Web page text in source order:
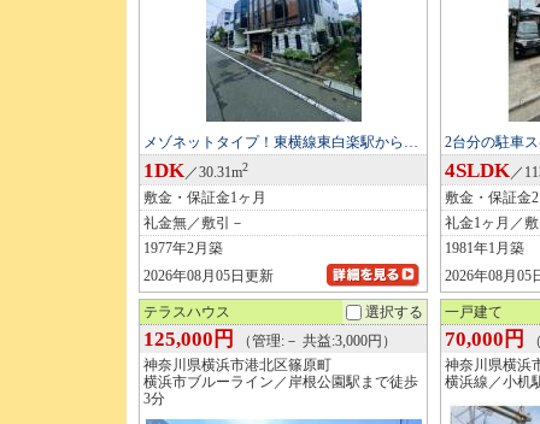
メゾネットタイプ！東横線東白楽駅から…
1DK／30.31m2
敷金・保証金1ヶ月
礼金無／敷引－
1977年2月築
2026年08月05日更新
2台分の駐車
4SLDK／
敷金・保証金
礼金1ヶ月／
1981年1月築
2026年08月05
テラスハウス 選択する
125,000円
（管理:－ 共益:3,000円）
神奈川県横浜市港北区篠原町
横浜市ブルーライン／岸根公園駅まで徒歩
3分
一戸建て
70,000円
神奈川県横浜
横浜線／小机